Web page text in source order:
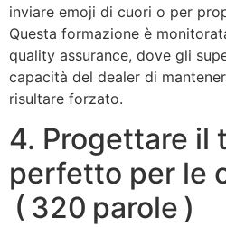
inviare emoji di cuori o per
Questa formazione è
quality assurance, dove gli
capacità del dealer di
risultare forzato.
4. Progettare il
perfetto per le
( 320 parole )